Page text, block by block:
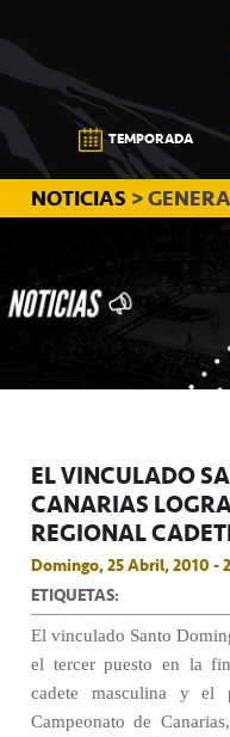
a
la
navegación
principal
al
contenido
principal
a
la
barra
lateral
principal
CB
CANARIAS
TEMPORADA
NOTICIAS >
EL VINCULADO
CANARIAS
REGIONAL
Domingo, 25 Abril, 2010 -
ETIQUETAS:
El vinculado Santo
el tercer puesto en la
cadete masculina y el
Campeonato de